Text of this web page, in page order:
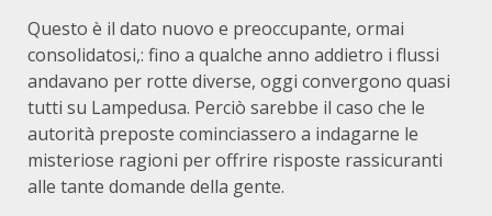
Questo è il dato nuovo e preoccupante, ormai
consolidatosi,: fino a qualche anno addietro i flussi
andavano per rotte diverse, oggi convergono quasi
tutti su Lampedusa. Perciò sarebbe il caso che le
autorità preposte cominciassero a indagarne le
misteriose ragioni per offrire risposte rassicuranti
alle tante domande della gente.